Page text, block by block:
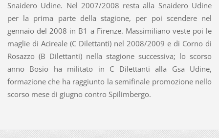
Snaidero Udine. Nel 2007/2008 resta alla Snaidero Udine
per la prima parte della stagione, per poi scendere nel
gennaio del 2008 in B1 a Firenze. Massimiliano veste poi le
maglie di Acireale (C Dilettanti) nel 2008/2009 e di Corno di
Rosazzo (B Dilettanti) nella stagione successiva; lo scorso
anno Bosio ha militato in C Dilettanti alla Gsa Udine,
formazione che ha raggiunto la semifinale promozione nello
scorso mese di giugno contro Spilimbergo.